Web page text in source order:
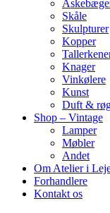
Skåle
Skulpturer
Kopper
Knager
Vinkølere
Kunst
Duft &
Shop – Vintage
Lamper
Møbler
Andet
Om Atelier i
Forhandlere
Kontakt os